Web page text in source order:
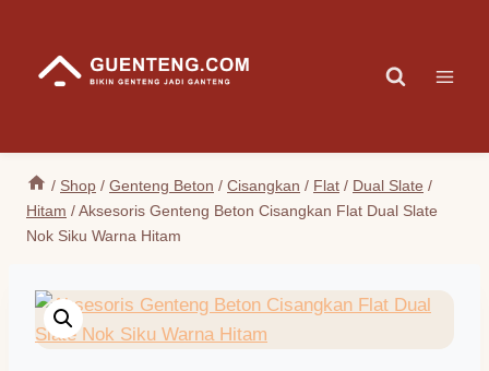
content
/ Shop / Genteng Beton / Cisangkan / Flat / Dual Slate /
Hitam /Aksesoris Genteng Beton Cisangkan Flat Dual Slate
Nok Siku Warna Hitam